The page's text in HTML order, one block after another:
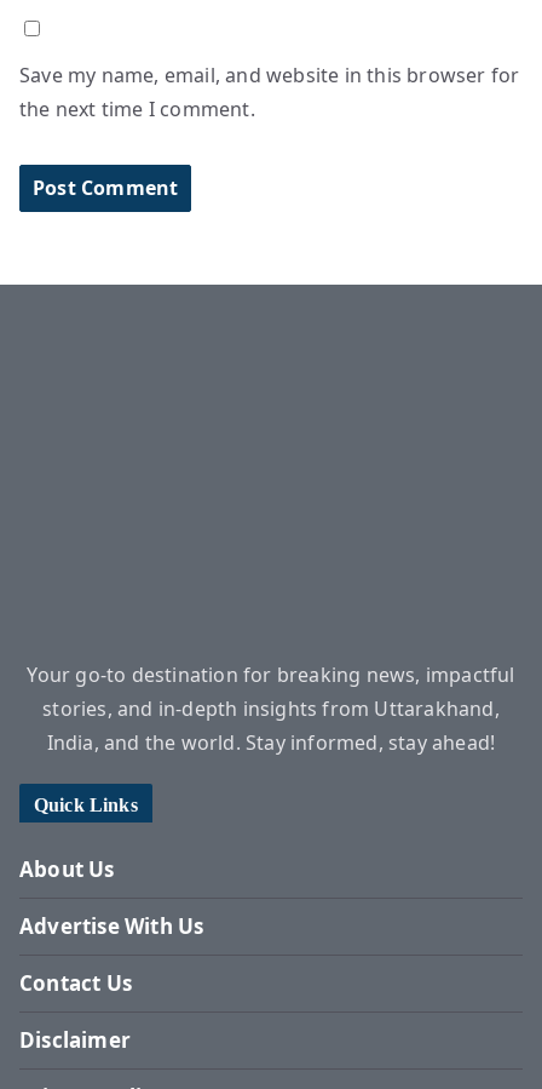
Save my name, email, and website in this browser for
the next time I comment.
Your go-to destination for breaking news, impactful
stories, and in-depth insights from Uttarakhand,
India, and the world. Stay informed, stay ahead!
Quick Links
About Us
Advertise With Us
Contact Us
Disclaimer